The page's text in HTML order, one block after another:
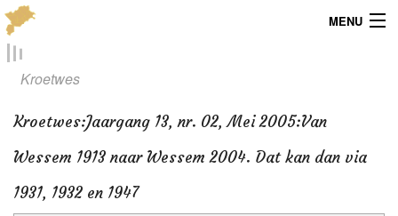
MENU
Menu
Locaties
Kroetwes
Kroetwes:Jaargang 13, nr. 02, Mei 2005:Van
Wessem 1913 naar Wessem 2004. Dat kan dan via
1931, 1932 en 1947